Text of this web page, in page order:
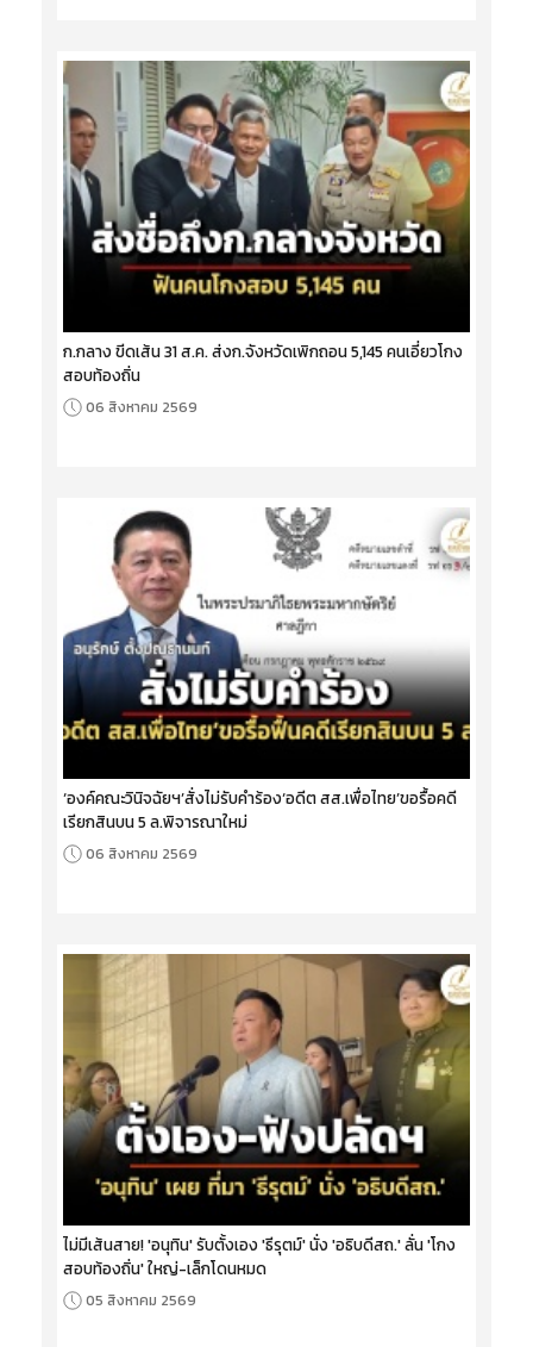
ก.กลาง ขีดเส้น 31 ส.ค. ส่งก.จังหวัดเพิกถอน 5,145 คนเอี่ยวโกง
สอบท้องถิ่น
06 สิงหาคม 2569
‘องค์คณะวินิจฉัยฯ’สั่งไม่รับคำร้อง‘อดีต สส.เพื่อไทย’ขอรื้อคดี
เรียกสินบน 5 ล.พิจารณาใหม่
06 สิงหาคม 2569
ไม่มีเส้นสาย! 'อนุทิน' รับตั้งเอง 'ธีรุตม์' นั่ง 'อธิบดีสถ.' ลั่น 'โกง
สอบท้องถิ่น' ใหญ่-เล็กโดนหมด
05 สิงหาคม 2569